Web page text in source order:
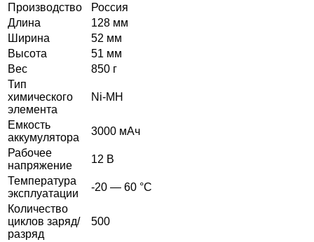
Производство
Россия
Длина
128 мм
Ширина
52 мм
Высота
51 мм
Вес
850 г
Тип
химического
элемента
Ni-MH
Емкость
аккумулятора
3000 мАч
Рабочее
напряжение
12 В
Температура
эксплуатации
-20 — 60 °C
Количество
циклов заряд/
разряд
500